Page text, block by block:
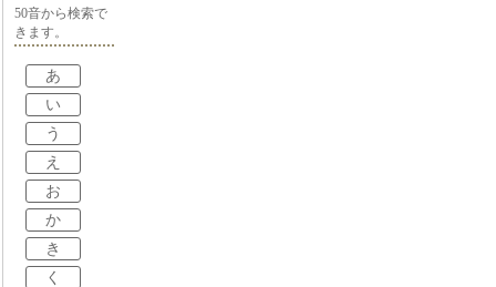
50音から検索で
きます。
あ
い
う
え
お
か
き
く